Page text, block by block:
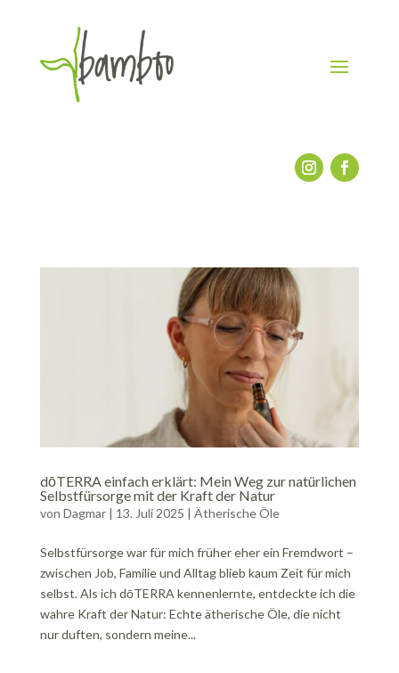
dōTERRA einfach erklärt: Mein Weg zur natürlichen
Selbstfürsorge mit der Kraft der Natur
von Dagmar| 13. Juli 2025 | Ätherische Öle
Selbstfürsorge war für mich früher eher ein Fremdwort –
zwischen Job, Familie und Alltag blieb kaum Zeit für mich
selbst. Als ich dōTERRA kennenlernte, entdeckte ich die
wahre Kraft der Natur: Echte ätherische Öle, die nicht
nur duften, sondern meine...